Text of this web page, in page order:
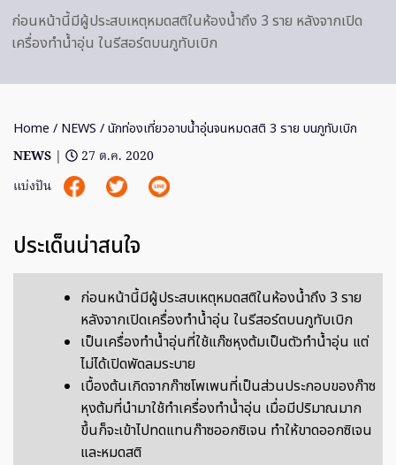
ก่อนหน้านี้มีผู้ประสบเหตุหมดสติในห้องน้ำถึง 3 ราย หลังจากเปิด
เครื่องทำน้ำอุ่น ในรีสอร์ตบนภูทับเบิก
Home / NEWS / นักท่องเที่ยวอาบน้ำอุ่นจนหมดสติ 3 ราย บนภูทับเบิก
NEWS |
27 ต.ค. 2020
แบ่งปัน
ประเด็นน่าสนใจ
ก่อนหน้านี้มีผู้ประสบเหตุหมดสติในห้องน้ำถึง 3 ราย
หลังจากเปิดเครื่องทำน้ำอุ่น ในรีสอร์ตบนภูทับเบิก
เป็นเครื่องทำน้ำอุ่นที่ใช้แก๊ซหุงต้มเป็นตัวทำน้ำอุ่น แต่
ไม่ได้เปิดพัดลมระบาย
เบื้องต้นเกิดจากก๊าซโพเพนที่เป็นส่วนประกอบของก๊าซ
หุงต้มที่นำมาใช้ทำเครื่องทำน้ำอุ่น เมื่อมีปริมาณมาก
ขึ้นก็จะเข้าไปทดแทนก๊าซออกซิเจน ทำให้ขาดออกซิเจน
และหมดสติ